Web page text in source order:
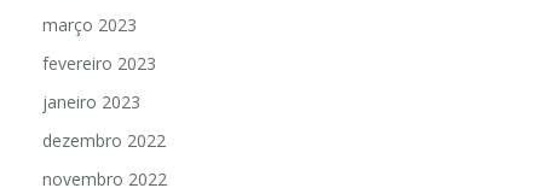
março 2023
fevereiro 2023
janeiro 2023
dezembro 2022
novembro 2022